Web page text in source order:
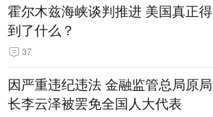
霍尔木兹海峡谈判推进 美国真正得
到了什么？
37
因严重违纪违法 金融监管总局原局
长李云泽被罢免全国人大代表